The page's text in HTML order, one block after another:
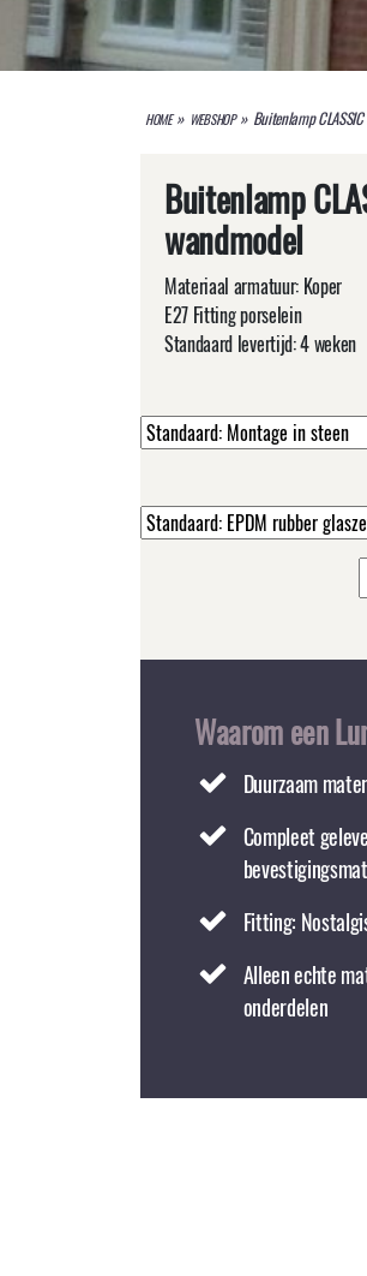
HOME» WEBSHOP» Buitenlamp
Buitenlamp
wandmodel
Materiaal armatuur: Koper
E27 Fitting porselein
Standaard levertijd: 4 weken
Waarom een
Duurzaam
Compleet
Fitting:
Alleen echte
onderdelen